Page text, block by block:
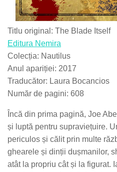
Titlu original: The Blade Itself
Editura Nemira
Colecția: Nautilus
Anul apariției: 2017
Traducător: Laura Bocancios
Număr de pagini: 608
Încă din prima pagină, Joe
și luptă pentru supraviețuire.
periculos și călit prin multe
ghearele și dinții dușmanilor,
atât la propriu cât și la figurat.